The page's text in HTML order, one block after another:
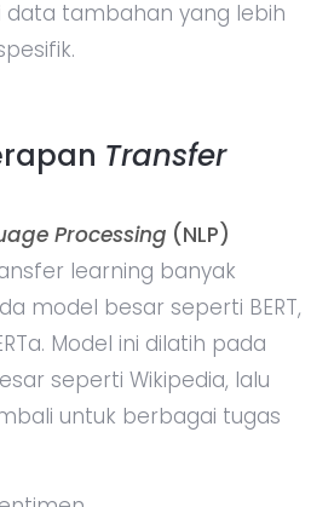
data tambahan yang lebih
Transfer
Processing (NLP)
learning banyak
model besar seperti BERT,
Model ini dilatih pada
seperti Wikipedia, lalu
untuk berbagai tugas